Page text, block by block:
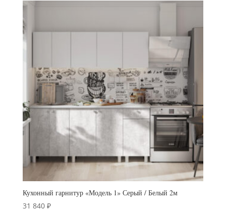
Кухонный гарнитур «Модель 1» Серый / Белый 2м
31 840 ₽